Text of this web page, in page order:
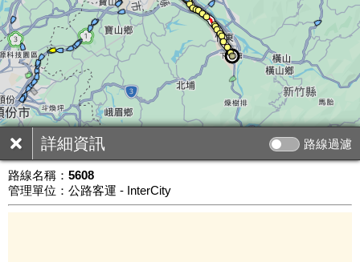
詳細資訊 路線過濾
路線名稱： 5608
管理單位：公路客運 - InterCity